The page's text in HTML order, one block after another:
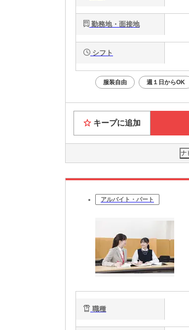
勤務地・面接地
シフト
服装自由 週１日からOK
キープに追加
ナ
アルバイト・パート
職種